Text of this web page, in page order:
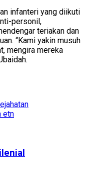
infanteri yang diikuti
personil,
teriakan dan
“Kami yakin musuh
mengira mereka
etn